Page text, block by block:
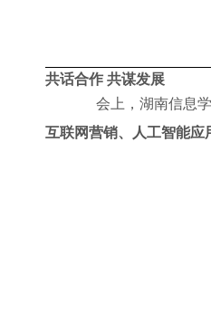
共话合作 共谋发展
会上，湖南信息学
互联网营销、人工智能应